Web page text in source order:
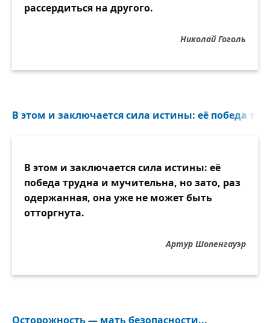
рассердиться на другого.
Николай Гоголь
В этом и заключается сила истины: её победа
В этом и заключается сила истины: её
победа трудна и мучительна, но зато, раз
одержанная, она уже не может быть
отторгнута.
Артур Шопенгауэр
Осторожность — мать безопасности...